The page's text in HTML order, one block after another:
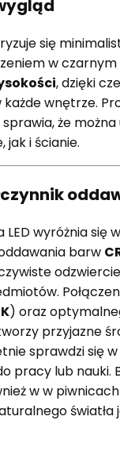
się
w czarnym
, dzięki
każde wnętrze.
że można
jak i ścianie.
wyróżnia się
barw
) oraz
przyjazne
sprawdzi się
pracy lub nauki.
w w
światła